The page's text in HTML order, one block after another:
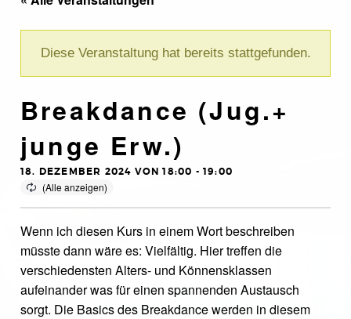
Diese Veranstaltung hat bereits stattgefunden.
Breakdance (Jug.+
junge Erw.)
18. DEZEMBER 2024 VON 18:00 -19:00
Wenn ich diesen Kurs in einem Wort beschreiben
müsste dann wäre es: Vielfältig. Hier treffen die
verschiedensten Alters- und Könnensklassen
aufeinander was für einen spannenden Austausch
sorgt. Die Basics des Breakdance werden in diesem